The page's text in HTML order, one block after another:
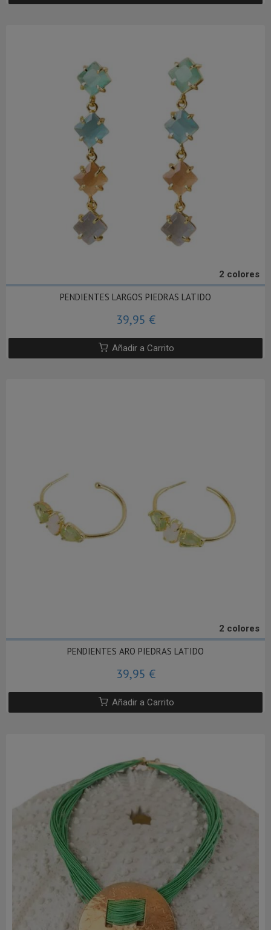
2 colores
PENDIENTES LARGOS PIEDRAS LATIDO
39,95 €
Añadir a Carrito
2 colores
PENDIENTES ARO PIEDRAS LATIDO
39,95 €
Añadir a Carrito